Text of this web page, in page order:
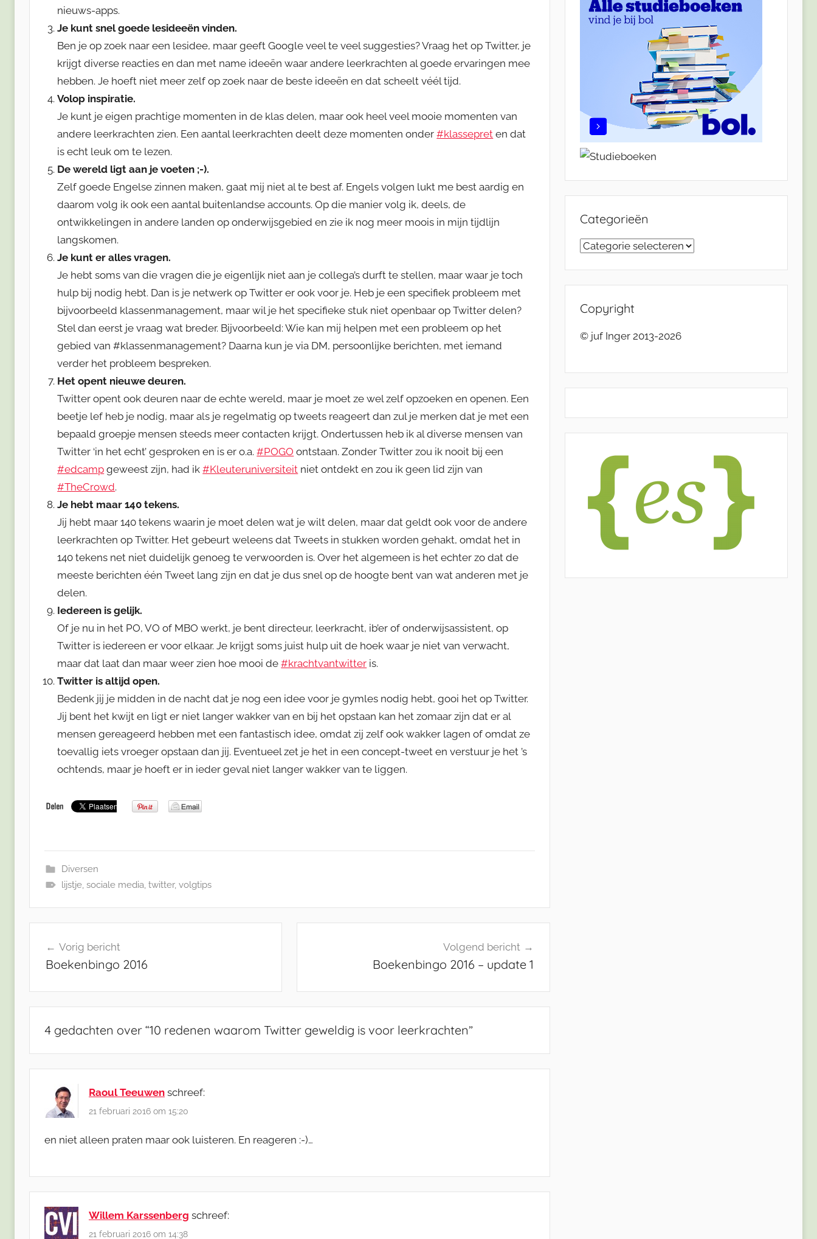
nieuws-apps.
Je kunt snel goede lesideeën vinden.
Ben je op zoek naar een lesidee, maar geeft Google veel te veel suggesties? Vraag het op Twitter, je
krijgt diverse reacties en dan met name ideeën waar andere leerkrachten al goede ervaringen mee
hebben. Je hoeft niet meer zelf op zoek naar de beste ideeën en dat scheelt véél tijd.
Volop inspiratie.
Je kunt je eigen prachtige momenten in de klas delen, maar ook heel veel mooie momenten van
andere leerkrachten zien. Een aantal leerkrachten deelt deze momenten onder#klassepret en dat
is echt leuk om te lezen.
De wereld ligt aan je voeten ;-).
Zelf goede Engelse zinnen maken, gaat mij niet al te best af. Engels volgen lukt me best aardig en
daarom volg ik ook een aantal buitenlandse accounts. Op die manier volg ik, deels, de
ontwikkelingen in andere landen op onderwijsgebied en zie ik nog meer moois in mijn tijdlijn
langskomen.
Je kunt er alles vragen.
Je hebt soms van die vragen die je eigenlijk niet aan je collega’s durft te stellen, maar waar je toch
hulp bij nodig hebt. Dan is je netwerk op Twitter er ook voor je. Heb je een specifiek probleem met
bijvoorbeeld klassenmanagement, maar wil je het specifieke stuk niet openbaar op Twitter delen?
Stel dan eerst je vraag wat breder. Bijvoorbeeld: Wie kan mij helpen met een probleem op het
gebied van #klassenmanagement? Daarna kun je via DM, persoonlijke berichten, met iemand
verder het probleem bespreken.
Het opent nieuwe deuren.
Twitter opent ook deuren naar de echte wereld, maar je moet ze wel zelf opzoeken en openen. Een
beetje lef heb je nodig, maar als je regelmatig op tweets reageert dan zul je merken dat je met een
bepaald groepje mensen steeds meer contacten krijgt. Ondertussen heb ik al diverse mensen van
Twitter ‘in het echt’ gesproken en is er o.a.#POGO ontstaan. Zonder Twitter zou ik nooit bij een
#edcamp geweest zijn, had ik#Kleuteruniversiteit niet ontdekt en zou ik geen lid zijn van
#TheCrowd.
Je hebt maar 140 tekens.
Jij hebt maar 140 tekens waarin je moet delen wat je wilt delen, maar dat geldt ook voor de andere
leerkrachten op Twitter. Het gebeurt weleens dat Tweets in stukken worden gehakt, omdat het in
140 tekens net niet duidelijk genoeg te verwoorden is. Over het algemeen is het echter zo dat de
meeste berichten één Tweet lang zijn en dat je dus snel op de hoogte bent van wat anderen met je
delen.
Iedereen is gelijk.
Of je nu in het PO, VO of MBO werkt, je bent directeur, leerkracht, ib’er of onderwijsassistent, op
Twitter is iedereen er voor elkaar. Je krijgt soms juist hulp uit de hoek waar je niet van verwacht,
maar dat laat dan maar weer zien hoe mooi de#krachtvantwitter is.
Twitter is altijd open.
Bedenk jij je midden in de nacht dat je nog een idee voor je gymles nodig hebt, gooi het op Twitter.
Jij bent het kwijt en ligt er niet langer wakker van en bij het opstaan kan het zomaar zijn dat er al
mensen gereageerd hebben met een fantastisch idee, omdat zij zelf ook wakker lagen of omdat ze
toevallig iets vroeger opstaan dan jij. Eventueel zet je het in een concept-tweet en verstuur je het ’s
ochtends, maar je hoeft er in ieder geval niet langer wakker van te liggen.
Diversen
lijstje, sociale media, twitter, volgtips
navigatie
Vorig bericht
Boekenbingo 2016
Volgend bericht
Boekenbingo 2016 – update 1
4 gedachten over “10 redenen waarom Twitter geweldig is voor leerkrachten”
Raoul Teeuwen schreef:
21 februari 2016 om 15:20
en niet alleen praten maar ook luisteren. En reageren :-)…
Willem Karssenberg schreef:
21 februari 2016 om 14:38
Categorieën
Categorieën
Copyright
© juf Inger 2013-2026